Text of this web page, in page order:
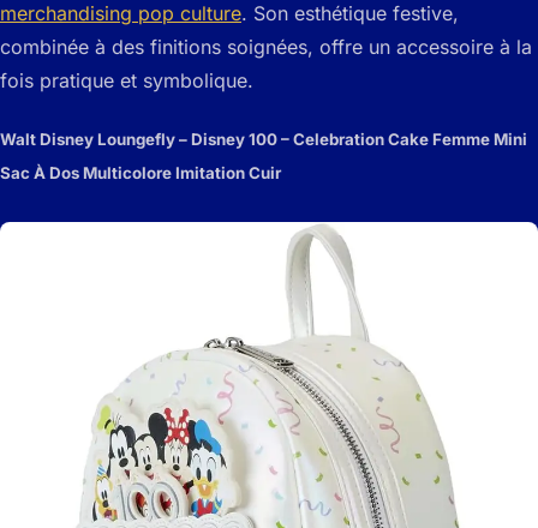
merchandising pop culture. Son esthétique festive,
combinée à des finitions soignées, offre un accessoire à la
fois pratique et symbolique.
Walt Disney Loungefly – Disney 100 – Celebration Cake Femme Mini
Sac À Dos Multicolore Imitation Cuir